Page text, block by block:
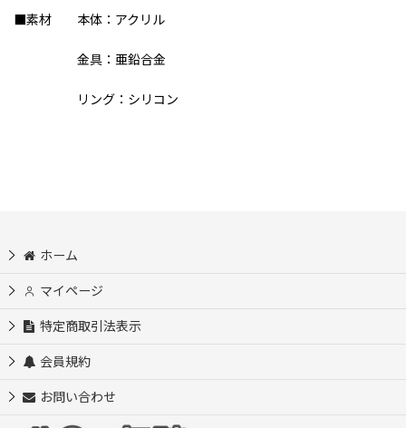
■素材 本体：アクリル
金具：亜鉛合金
リング：シリコン
ホーム
マイページ
特定商取引法表示
会員規約
お問い合わせ